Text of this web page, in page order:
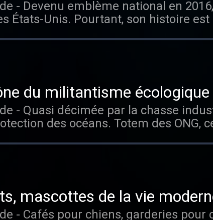
États-Unis. Pourtant, son histoire
de colonisation et d'expansion vers
tous les épisodes sans limite, rendez-
du militantisme écologique
des océans. Totem des ONG,
culturelle sur la manière de
mascottes de la vie